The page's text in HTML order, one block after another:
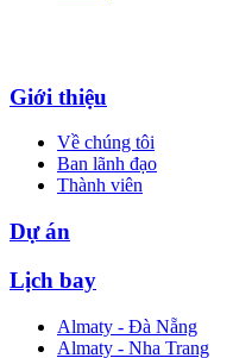
Giới thiệu
Về chúng tôi
Ban lãnh đạo
Thành viên
Dự án
Lịch bay
Almaty - Đà Nẵng
Almaty - Nha Trang